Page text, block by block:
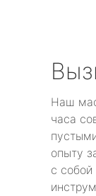
Наш
часа
опыту
с